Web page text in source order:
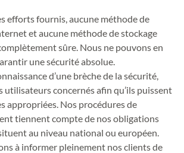
efforts fournis, aucune méthode de
et aucune méthode de stockage
sûre. Nous ne pouvons en
une sécurité absolue.
d’une brèche de la sécurité,
utilisateurs concernés afin qu’ils puissent
appropriées. Nos procédures de
tiennent compte de nos obligations
situent au niveau national ou européen.
à informer pleinement nos clients de